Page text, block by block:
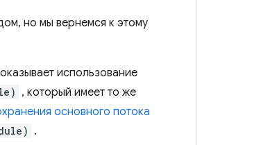
но мы вернемся к этому
использование
, который имеет то же
основного потока
.